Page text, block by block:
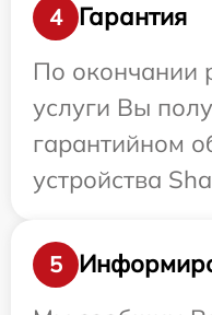
4
Гарантия
По окончании
услуги Вы
гарантийном
устройства
5